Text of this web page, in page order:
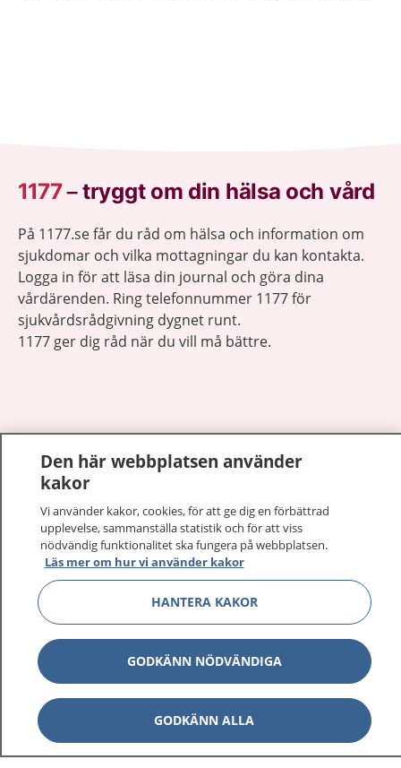
1177–tryggt om din hälsa och vård
På 1177.se får du råd om hälsa och information om
sjukdomar och vilka mottagningar du kan kontakta.
Logga in för att läsa din journal och göra dina
vårdärenden. Ring telefonnummer 1177 för
sjukvårdsrådgivning dygnet runt.
1177 ger dig råd när du vill må bättre.
1177 på flera språk
Om 1177
Kontakt
Behandling av personuppgifter
Hantering av kakor
Inställningar för kakor
Den här webbplatsen använder
kakor
Vi använder kakor, cookies, för att ge dig en förbättrad
upplevelse, sammanställa statistik och för att viss
nödvändig funktionalitet ska fungera på webbplatsen.
Läs mer om hur vi använder kakor
HANTERA KAKOR
GODKÄNN NÖDVÄNDIGA
GODKÄNN ALLA